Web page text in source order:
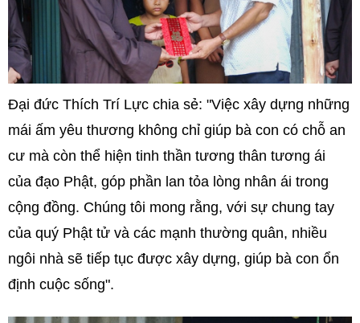
Đại đức Thích Trí Lực chia sẻ: "Việc xây dựng những
mái ấm yêu thương không chỉ giúp bà con có chỗ an
cư mà còn thể hiện tinh thần tương thân tương ái
của đạo Phật, góp phần lan tỏa lòng nhân ái trong
cộng đồng. Chúng tôi mong rằng, với sự chung tay
của quý Phật tử và các mạnh thường quân, nhiều
ngôi nhà sẽ tiếp tục được xây dựng, giúp bà con ổn
định cuộc sống".